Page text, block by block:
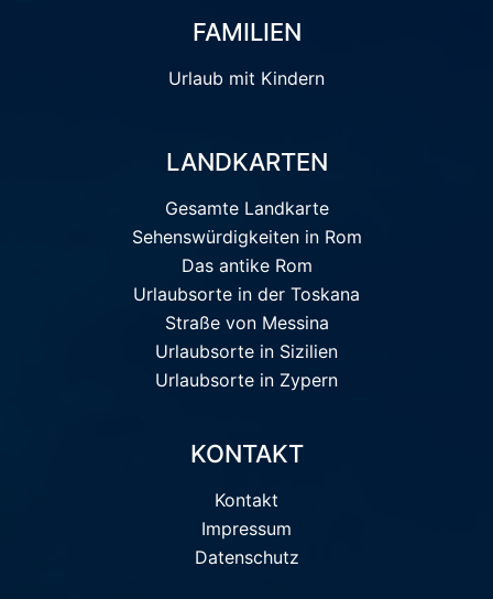
FAMILIEN
Urlaub mit Kindern
LANDKARTEN
Gesamte Landkarte
Sehenswürdigkeiten in Rom
Das antike Rom
Urlaubsorte in der Toskana
Straße von Messina
Urlaubsorte in Sizilien
Urlaubsorte in Zypern
KONTAKT
Kontakt
Impressum
Datenschutz